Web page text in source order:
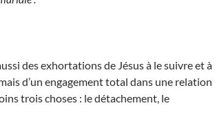
des exhortations de Jésus à le suivre et à
d’un engagement total dans une relation
trois choses : le détachement, le